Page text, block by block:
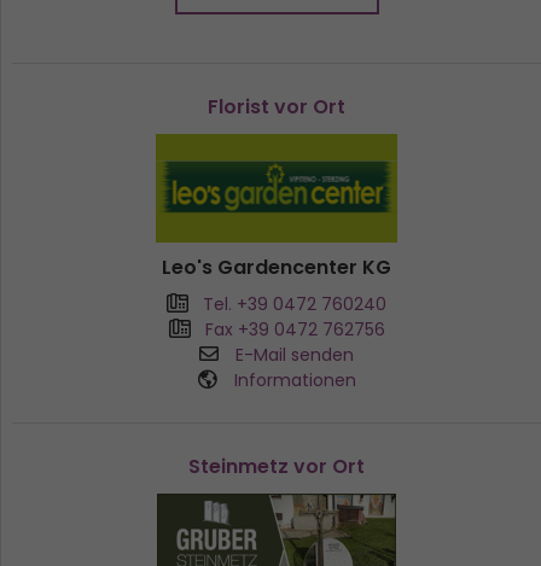
Florist vor Ort
Leo's Gardencenter KG
Tel. +39 0472 760240
Fax +39 0472 762756
E-Mail senden
Informationen
Steinmetz vor Ort